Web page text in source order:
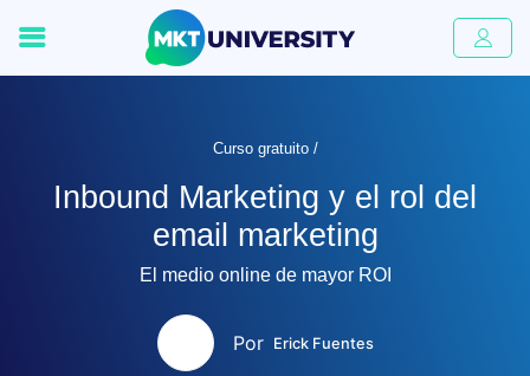
Curso gratuito /
Inbound Marketing y el rol del
email marketing
El medio online de mayor ROI
Por Erick Fuentes